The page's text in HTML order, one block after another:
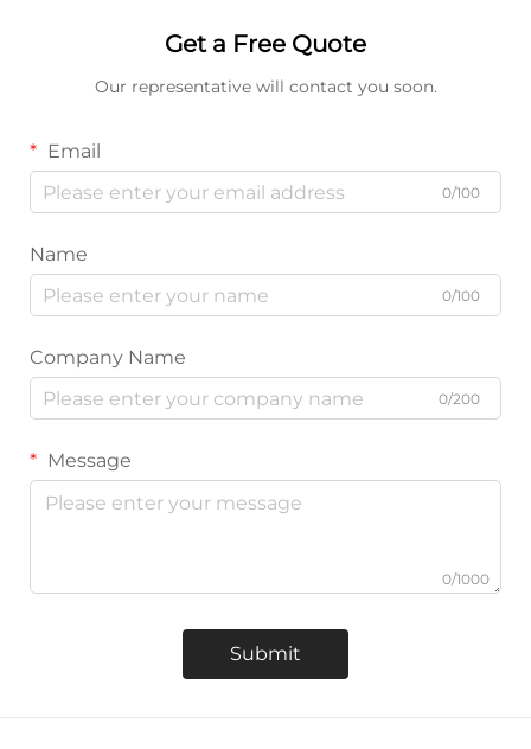
Get a Free Quote
Our representative will contact you soon.
Email
0/100
Name
0/100
Company Name
0/200
Message
0/1000
Submit